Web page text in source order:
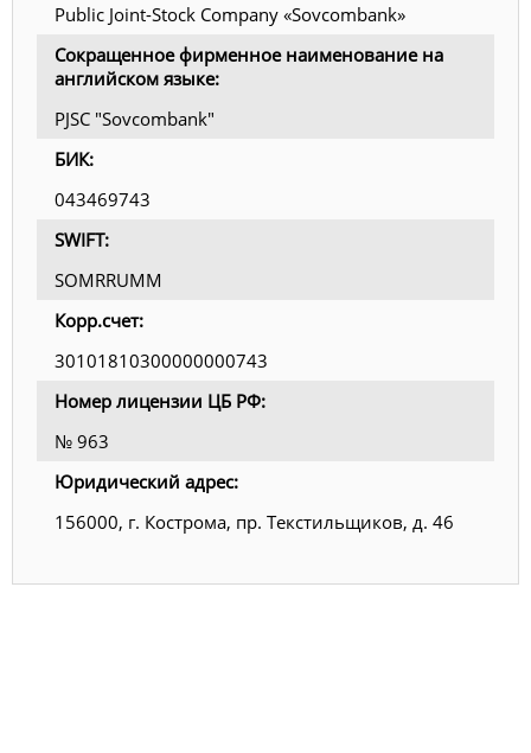
Public Joint-Stock Company «Sovcombank»
Сокращенное фирменное наименование на
английском языке:
PJSC "Sovcombank"
БИК:
043469743
SWIFT:
SOMRRUMM
Корр.счет:
30101810300000000743
Номер лицензии ЦБ РФ:
№ 963
Юридический адрес:
156000, г. Кострома, пр. Текстильщиков, д. 46